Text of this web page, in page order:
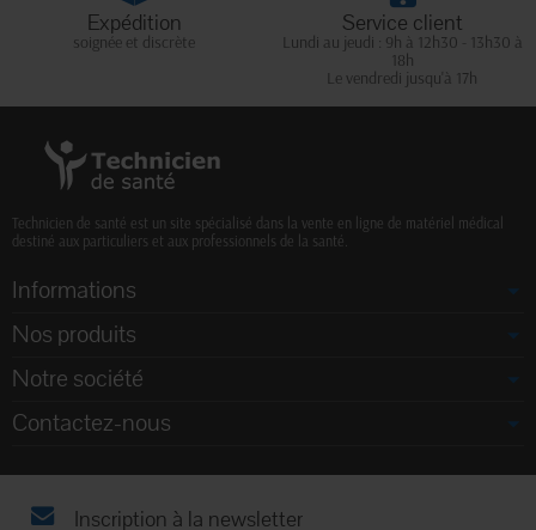
Expédition
soignée et discrète
Service client
Lundi au jeudi : 9h à 12h30 - 13h30 à
18h
Le vendredi jusqu'à 17h
Technicien de santé est un site spécialisé dans la vente en ligne de matériel médical
destiné aux particuliers et aux professionnels de la santé.
Informations
Nos produits
Notre société
Contactez-nous
Inscription à la newsletter